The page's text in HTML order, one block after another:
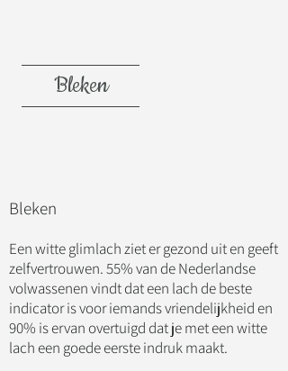
Bleken
Bleken
Een witte glimlach ziet er gezond uit en geeft
zelfvertrouwen. 55% van de Nederlandse
volwassenen vindt dat een lach de beste
indicator is voor iemands vriendelijkheid en
90% is ervan overtuigd dat je met een witte
lach een goede eerste indruk maakt.